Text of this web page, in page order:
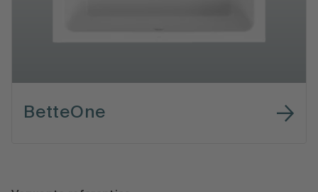
BetteOne